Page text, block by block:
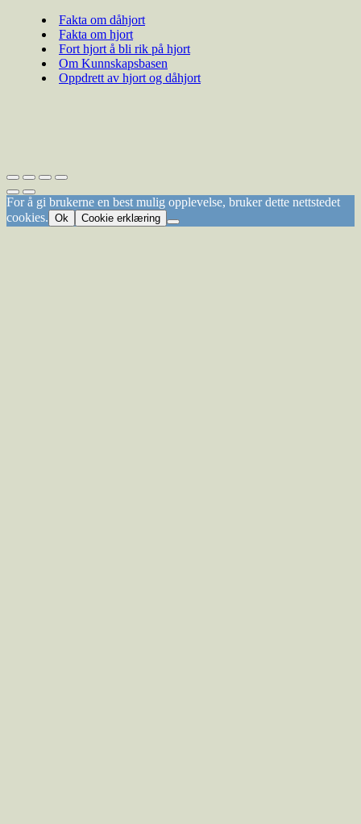
Fakta om dåhjort
Fakta om hjort
Fort hjort å bli rik på hjort
Om Kunnskapsbasen
Oppdrett av hjort og dåhjort
For å gi brukerne en best mulig opplevelse, bruker dette nettstedet
cookies. Ok Cookie erklæring